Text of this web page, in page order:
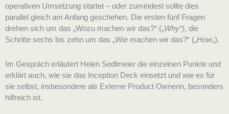
operativen Umsetzung startet – oder zumindest sollte dies
parallel gleich am Anfang geschehen. Die ersten fünf Fragen
drehen sich um das „Wozu machen wir das?“ („Why“), die
Schritte sechs bis zehn um das „Wie machen wir das?“ („How„).
Im Gespräch erläutert Helen Sedlmeier die einzelnen Punkte und
erklärt auch, wie sie das Inception Deck einsetzt und wie es für
sie selbst, insbesondere als Externe Product Ownerin, besonders
hilfreich ist.